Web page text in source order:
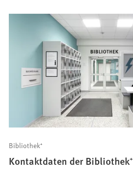
Bibliothek⁺
Kontaktdaten der Bibliothek⁺